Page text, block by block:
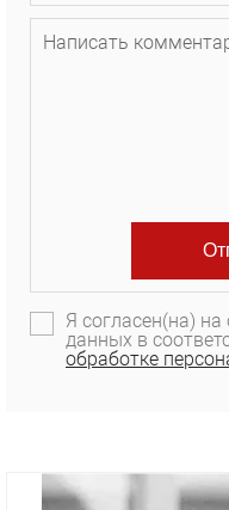
Я согласен(на)
данных в
обработке